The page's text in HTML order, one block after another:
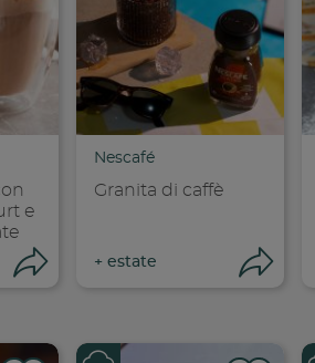
su
link
e
Apri condivisione
Nescafé
Granita di caffè
+ estate